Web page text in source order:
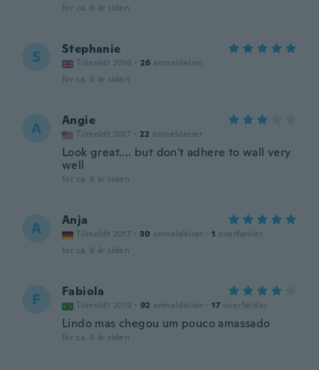
for ca. 6 år siden
S Stephanie
Tilmeldt 2016 · 26 anmeldelser
for ca. 6 år siden
A Angie
Tilmeldt 2017 · 22 anmeldelser
Look great.... but don't adhere to wall very
well
for ca. 6 år siden
A Anja
Tilmeldt 2017 · 30 anmeldelser · 1 overførsler
for ca. 6 år siden
F Fabiola
Tilmeldt 2019 · 92 anmeldelser · 17 overførsler
Lindo mas chegou um pouco amassado
for ca. 6 år siden